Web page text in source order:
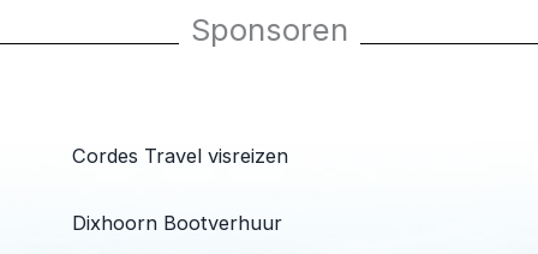
Sponsoren
Cordes Travel visreizen
Dixhoorn Bootverhuur